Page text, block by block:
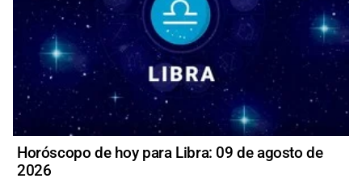
Horóscopo de hoy para Libra: 09 de agosto de
2026